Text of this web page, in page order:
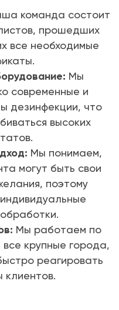
команда состоит
прошедших
все необходимые
Мы
современные и
дезинфекции, что
высоких
Мы понимаем,
могут быть свои
поэтому
Мы работаем по
крупные города,
реагировать
клиентов.